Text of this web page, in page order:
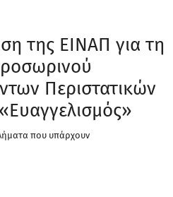
της ΕΙΝΑΠ για τη
Περιστατικών
που υπάρχουν